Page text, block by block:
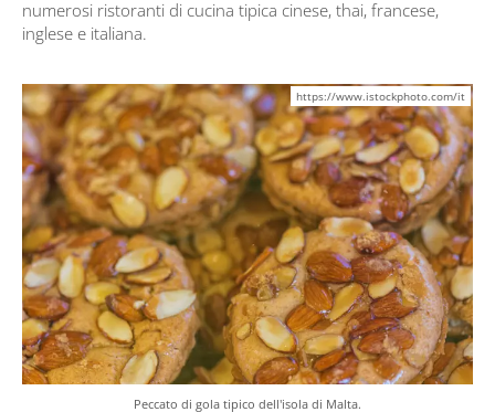
numerosi ristoranti di cucina tipica cinese, thai, francese,
inglese e italiana.
https://www.istockphoto.com/it
Peccato di gola tipico dell'isola di Malta.